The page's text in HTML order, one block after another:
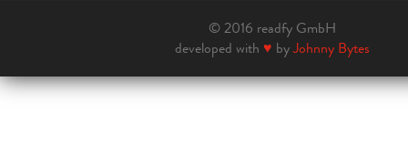
© 2016 readfy GmbH
developed with ♥ byJohnny Bytes